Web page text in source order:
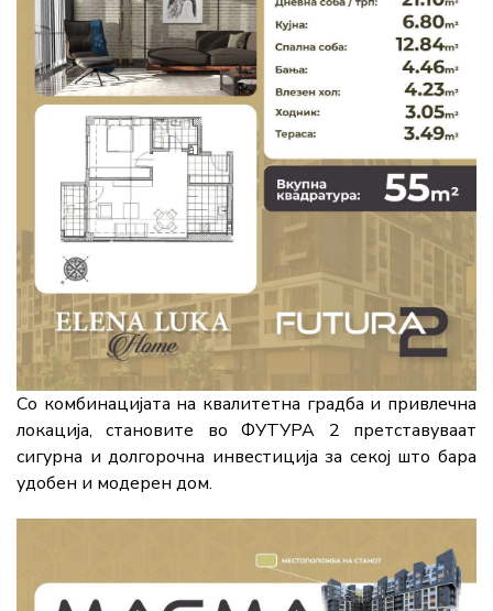
Со комбинацијата на квалитетна градба и привлечна
локација, становите во ФУТУРА 2 претставуваат
сигурна и долгорочна инвестиција за секој што бара
удобен и модерен дом.